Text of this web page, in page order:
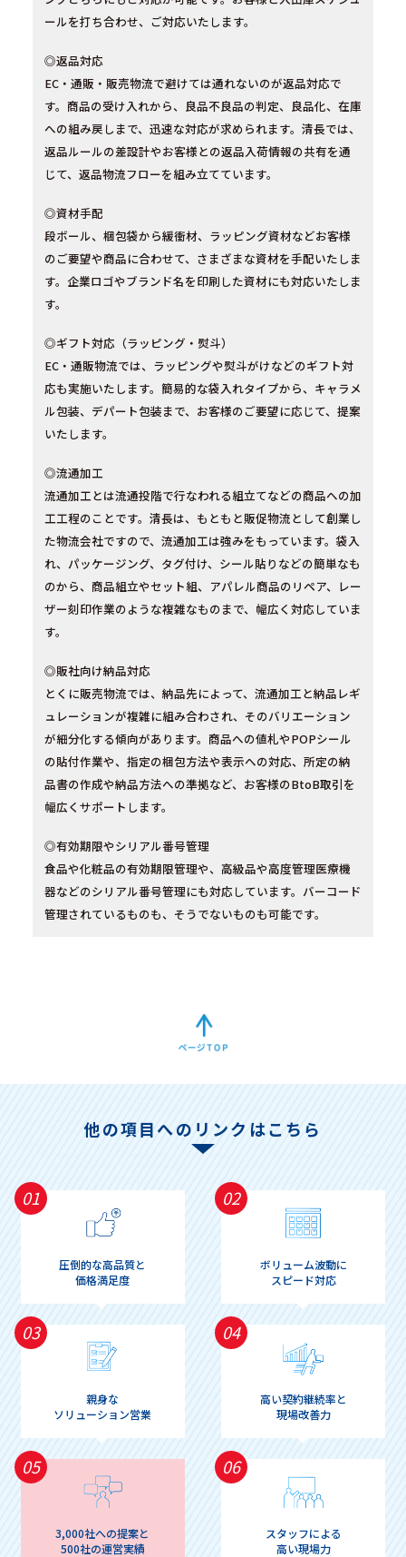
ールを打ち合わせ、ご対応いたします。
◎返品対応
EC・通販・販売物流で避けては通れないのが返品対応で
す。商品の受け入れから、良品不良品の判定、良品化、在庫
への組み戻しまで、迅速な対応が求められます。清長では、
返品ルールの差設計やお客様との返品入荷情報の共有を通
じて、返品物流フローを組み立てています。
◎資材手配
段ボール、梱包袋から緩衝材、ラッピング資材などお客様
のご要望や商品に合わせて、さまざまな資材を手配いたしま
す。企業ロゴやブランド名を印刷した資材にも対応いたしま
す。
◎ギフト対応（ラッピング・熨斗）
EC・通販物流では、ラッピングや熨斗がけなどのギフト対
応も実施いたします。簡易的な袋入れタイプから、キャラメ
ル包装、デパート包装まで、お客様のご要望に応じて、提案
いたします。
◎流通加工
流通加工とは流通投階で行なわれる組立てなどの商品への加
工工程のことです。清長は、もともと販促物流として創業し
た物流会社ですので、流通加工は強みをもっています。袋入
れ、パッケージング、タグ付け、シール貼りなどの簡単なも
のから、商品組立やセット組、アパレル商品のリペア、レー
ザー刻印作業のような複雑なものまで、幅広く対応していま
す。
◎販社向け納品対応
とくに販売物流では、納品先によって、流通加工と納品レギ
ュレーションが複雑に組み合わされ、そのバリエーション
が細分化する傾向があります。商品への値札やPOPシール
の貼付作業や、指定の梱包方法や表示への対応、所定の納
品書の作成や納品方法への準拠など、お客様のBtoB取引を
幅広くサポートします。
◎有効期限やシリアル番号管理
食品や化粧品の有効期限管理や、高級品や高度管理医療機
器などのシリアル番号管理にも対応しています。バーコード
管理されているものも、そうでないものも可能です。
他の項目へのリンクはこちら
01
圧倒的な高品質と
価格満足度
02
ボリューム波動に
スピード対応
03
親身な
ソリューション営業
04
高い契約継続率と
現場改善力
05
3,000社への提案と
500社の運営実績
06
スタッフによる
高い現場力